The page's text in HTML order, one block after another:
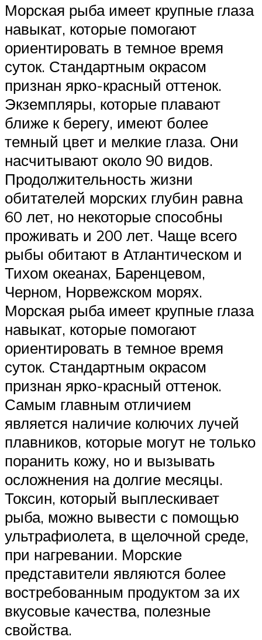
Морская рыба имеет крупные глаза
навыкат, которые помогают
ориентировать в темное время
суток. Стандартным окрасом
признан ярко-красный оттенок.
Экземпляры, которые плавают
ближе к берегу, имеют более
темный цвет и мелкие глаза. Они
насчитывают около 90 видов.
Продолжительность жизни
обитателей морских глубин равна
60 лет, но некоторые способны
проживать и 200 лет. Чаще всего
рыбы обитают в Атлантическом и
Тихом океанах, Баренцевом,
Черном, Норвежском морях.
Морская рыба имеет крупные глаза
навыкат, которые помогают
ориентировать в темное время
суток. Стандартным окрасом
признан ярко-красный оттенок.
Самым главным отличием
является наличие колючих лучей
плавников, которые могут не только
поранить кожу, но и вызывать
осложнения на долгие месяцы.
Токсин, который выплескивает
рыба, можно вывести с помощью
ультрафиолета, в щелочной среде,
при нагревании. Морские
представители являются более
востребованным продуктом за их
вкусовые качества, полезные
свойства.